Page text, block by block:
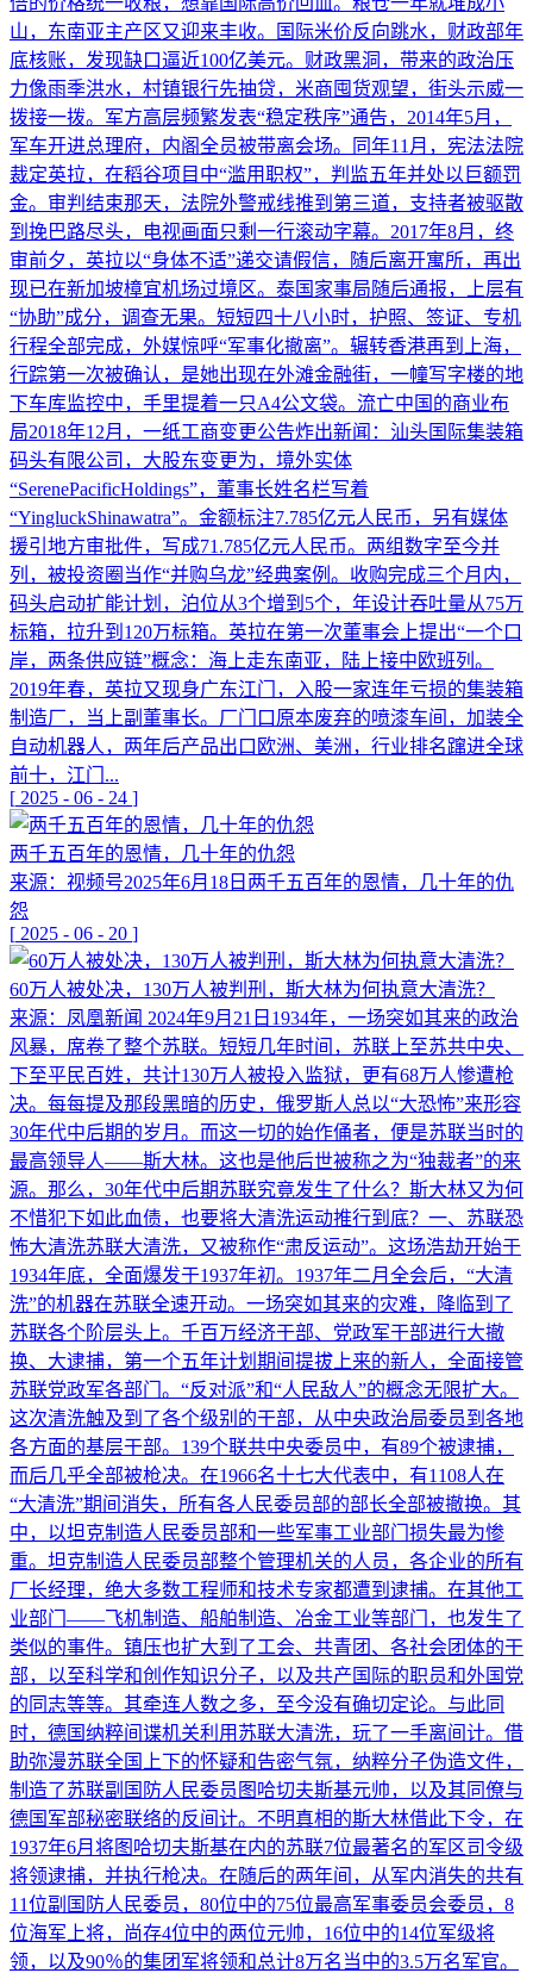
山，东南亚主产区又迎来丰收。国际米价反向跳水，财政部年
底核账，发现缺口逼近100亿美元。财政黑洞，带来的政治压
力像雨季洪水，村镇银行先抽贷，米商囤货观望，街头示威一
拨接一拨。军方高层频繁发表“稳定秩序”通告，2014年5月，
军车开进总理府，内阁全员被带离会场。同年11月，宪法法院
裁定英拉，在稻谷项目中“滥用职权”，判监五年并处以巨额罚
金。审判结束那天，法院外警戒线推到第三道，支持者被驱散
到挽巴路尽头，电视画面只剩一行滚动字幕。2017年8月，终
审前夕，英拉以“身体不适”递交请假信，随后离开寓所，再出
现已在新加坡樟宜机场过境区。泰国家事局随后通报，上层有
“协助”成分，调查无果。短短四十八小时，护照、签证、专机
行程全部完成，外媒惊呼“军事化撤离”。辗转香港再到上海，
行踪第一次被确认，是她出现在外滩金融街，一幢写字楼的地
下车库监控中，手里提着一只A4公文袋。流亡中国的商业布
局2018年12月，一纸工商变更公告炸出新闻：汕头国际集装箱
码头有限公司，大股东变更为，境外实体
“SerenePacificHoldings”，董事长姓名栏写着
“YingluckShinawatra”。金额标注7.785亿元人民币，另有媒体
援引地方审批件，写成71.785亿元人民币。两组数字至今并
列，被投资圈当作“并购乌龙”经典案例。收购完成三个月内，
码头启动扩能计划，泊位从3个增到5个，年设计吞吐量从75万
标箱，拉升到120万标箱。英拉在第一次董事会上提出“一个口
岸，两条供应链”概念：海上走东南亚，陆上接中欧班列。
2019年春，英拉又现身广东江门，入股一家连年亏损的集装箱
制造厂，当上副董事长。厂门口原本废弃的喷漆车间，加装全
自动机器人，两年后产品出口欧洲、美洲，行业排名蹿进全球
前十，江门...
[ 2025 - 06 - 24 ]
两千五百年的恩情，几十年的仇怨
来源：视频号2025年6月18日两千五百年的恩情，几十年的仇
怨
[ 2025 - 06 - 20 ]
60万人被处决，130万人被判刑，斯大林为何执意大清洗？
来源：凤凰新闻 2024年9月21日1934年，一场突如其来的政治
风暴，席卷了整个苏联。短短几年时间，苏联上至苏共中央、
下至平民百姓，共计130万人被投入监狱，更有68万人惨遭枪
决。每每提及那段黑暗的历史，俄罗斯人总以“大恐怖”来形容
30年代中后期的岁月。而这一切的始作俑者，便是苏联当时的
最高领导人——斯大林。这也是他后世被称之为“独裁者”的来
源。那么，30年代中后期苏联究竟发生了什么？斯大林又为何
不惜犯下如此血债，也要将大清洗运动推行到底？一、苏联恐
怖大清洗苏联大清洗，又被称作“肃反运动”。这场浩劫开始于
1934年底，全面爆发于1937年初。1937年二月全会后，“大清
洗”的机器在苏联全速开动。一场突如其来的灾难，降临到了
苏联各个阶层头上。千百万经济干部、党政军干部进行大撤
换、大逮捕，第一个五年计划期间提拔上来的新人，全面接管
苏联党政军各部门。“反对派”和“人民敌人”的概念无限扩大。
这次清洗触及到了各个级别的干部，从中央政治局委员到各地
各方面的基层干部。139个联共中央委员中，有89个被逮捕，
而后几乎全部被枪决。在1966名十七大代表中，有1108人在
“大清洗”期间消失，所有各人民委员部的部长全部被撤换。其
中，以坦克制造人民委员部和一些军事工业部门损失最为惨
重。坦克制造人民委员部整个管理机关的人员，各企业的所有
厂长经理，绝大多数工程师和技术专家都遭到逮捕。在其他工
业部门——飞机制造、船舶制造、冶金工业等部门，也发生了
类似的事件。镇压也扩大到了工会、共青团、各社会团体的干
部，以至科学和创作知识分子，以及共产国际的职员和外国党
的同志等等。其牵连人数之多，至今没有确切定论。与此同
时，德国纳粹间谍机关利用苏联大清洗，玩了一手离间计。借
助弥漫苏联全国上下的怀疑和告密气氛，纳粹分子伪造文件，
制造了苏联副国防人民委员图哈切夫斯基元帅，以及其同僚与
德国军部秘密联络的反间计。不明真相的斯大林借此下令，在
1937年6月将图哈切夫斯基在内的苏联7位最著名的军区司令级
将领逮捕，并执行枪决。在随后的两年间，从军内消失的共有
11位副国防人民委员，80位中的75位最高军事委员会委员，8
位海军上将，尚存4位中的两位元帅，16位中的14位军级将
领，以及90％的集团军将领和总计8万名当中的3.5万名军官。